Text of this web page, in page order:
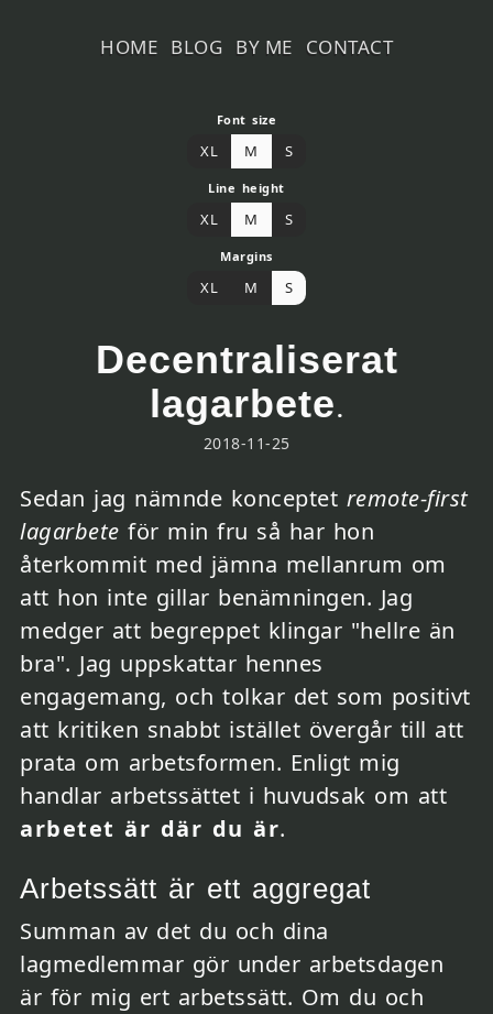
HOME BLOG BY ME CONTACT
Font size
XL M S
Line height
XL M S
Margins
XL M S
Decentraliserat
lagarbete.
2018-11-25
Sedan jag nämnde konceptet remote-first
lagarbete för min fru så har hon
återkommit med jämna mellanrum om
att hon inte gillar benämningen. Jag
medger att begreppet klingar "hellre än
bra". Jag uppskattar hennes
engagemang, och tolkar det som positivt
att kritiken snabbt istället övergår till att
prata om arbetsformen. Enligt mig
handlar arbetssättet i huvudsak om att
arbetet är där du är.
Arbetssätt är ett aggregat
Summan av det du och dina
lagmedlemmar gör under arbetsdagen
är för mig ert arbetssätt. Om du och